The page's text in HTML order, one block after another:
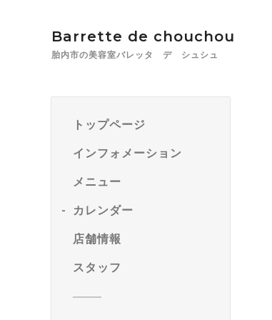
Barrette de chouchou
胎内市の美容室バレッタ デ シュシュ
トップページ
インフォメーション
メニュー
カレンダー
店舗情報
スタッフ